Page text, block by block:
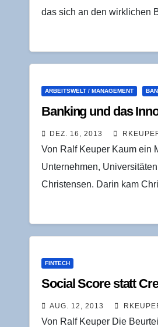
das sich an den wirklichen
ARBEITSWELT / MANAGEMENT
Ban­king und das
DEZ. 16, 2013
Von Ralf Keuper Kaum ein
Unternehmen,
Christensen. Darin kam
FINTECH
Social Score statt
AUG. 12, 2013
Von Ralf Keuper Die